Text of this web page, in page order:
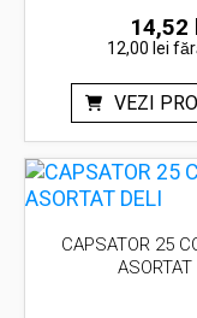
14,52
12,00 lei
VEZI
CAPSATOR 25
ASORTAT